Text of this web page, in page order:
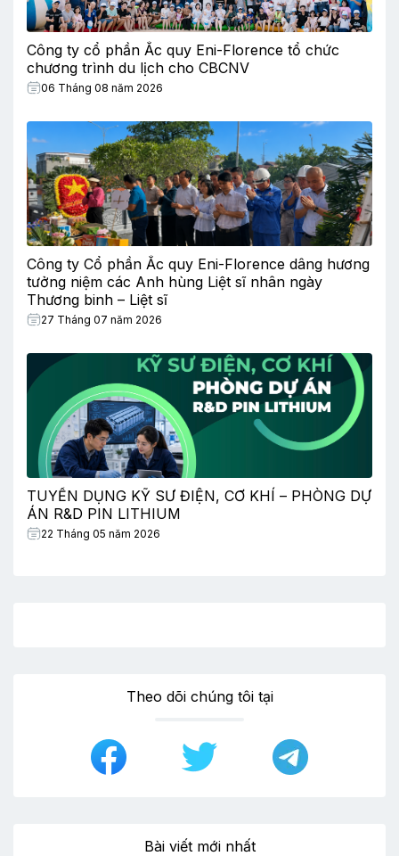
Công ty cổ phần Ắc quy Eni-Florence tổ chức
chương trình du lịch cho CBCNV
06 Tháng 08 năm 2026
Công ty Cổ phần Ắc quy Eni-Florence dâng hương
tưởng niệm các Anh hùng Liệt sĩ nhân ngày
Thương binh – Liệt sĩ
27 Tháng 07 năm 2026
TUYỂN DỤNG KỸ SƯ ĐIỆN, CƠ KHÍ – PHÒNG DỰ
ÁN R&D PIN LITHIUM
22 Tháng 05 năm 2026
Theo dõi chúng tôi tại
Bài viết mới nhất